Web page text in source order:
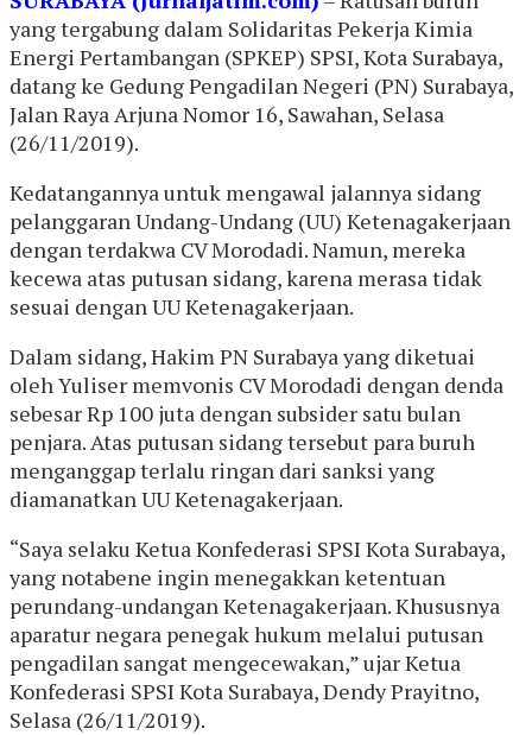
yang tergabung dalam Solidaritas Pekerja Kimia
Energi Pertambangan (SPKEP) SPSI, Kota Surabaya,
datang ke Gedung Pengadilan Negeri (PN) Surabaya,
Jalan Raya Arjuna Nomor 16, Sawahan, Selasa
(26/11/2019).
Kedatangannya untuk mengawal jalannya sidang
pelanggaran Undang-Undang (UU) Ketenagakerjaan
dengan terdakwa CV Morodadi. Namun, mereka
kecewa atas putusan sidang, karena merasa tidak
sesuai dengan UU Ketenagakerjaan.
Dalam sidang, Hakim PN Surabaya yang diketuai
oleh Yuliser memvonis CV Morodadi dengan denda
sebesar Rp 100 juta dengan subsider satu bulan
penjara. Atas putusan sidang tersebut para buruh
menganggap terlalu ringan dari sanksi yang
diamanatkan UU Ketenagakerjaan.
“Saya selaku Ketua Konfederasi SPSI Kota Surabaya,
yang notabene ingin menegakkan ketentuan
perundang-undangan Ketenagakerjaan. Khususnya
aparatur negara penegak hukum melalui putusan
pengadilan sangat mengecewakan,” ujar Ketua
Konfederasi SPSI Kota Surabaya, Dendy Prayitno,
Selasa (26/11/2019).